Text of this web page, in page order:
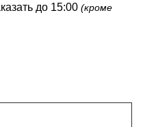
до 15:00 (кроме